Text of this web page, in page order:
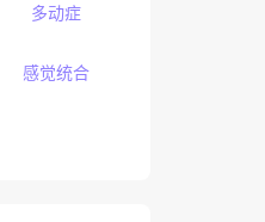
多动症
感觉统合